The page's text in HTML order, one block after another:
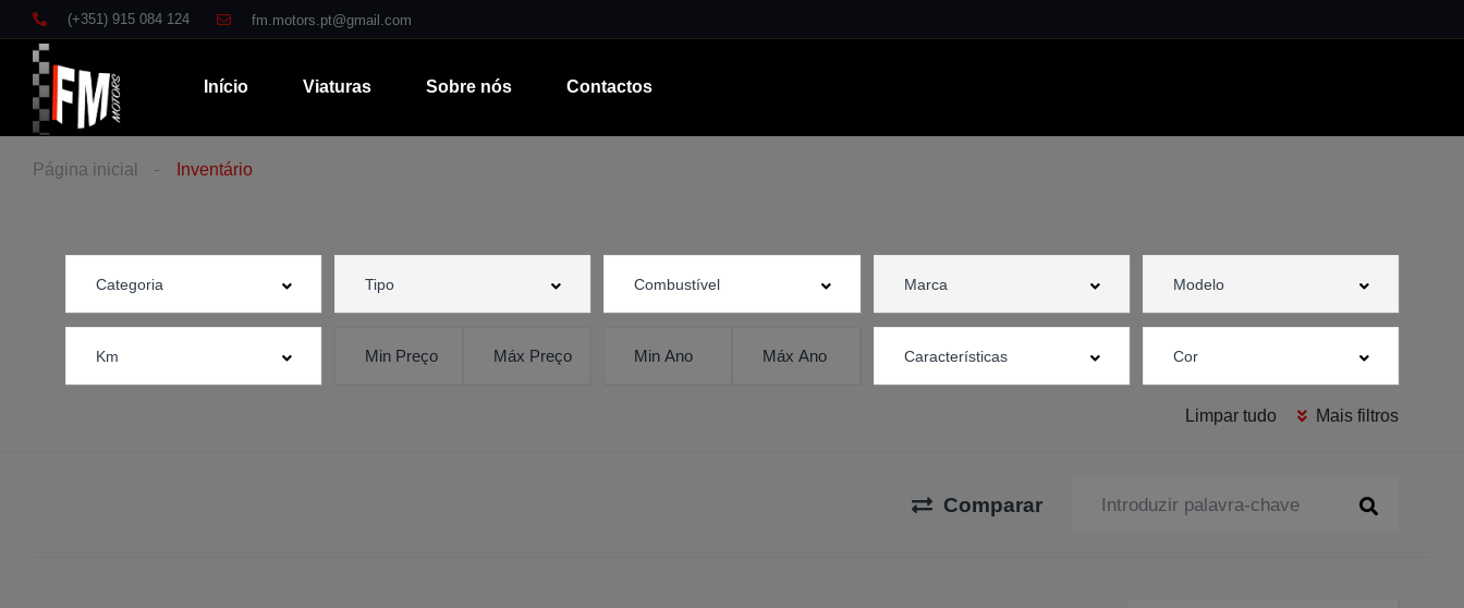
(+351) 915 084 124 fm.motors.pt@gmail.com
Início Viaturas Sobre nós Contactos
Página inicial Inventário
Limpar tudo Mais filtros
Comparar